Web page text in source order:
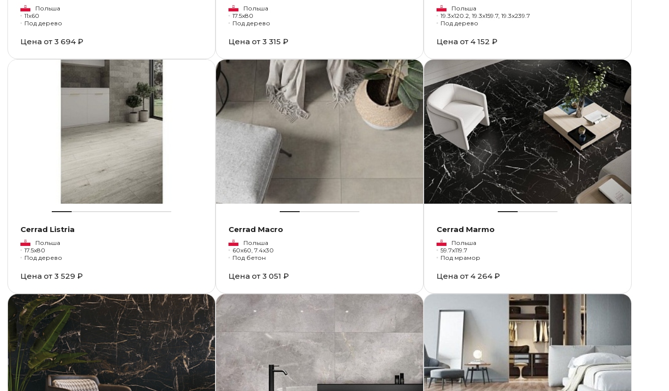
Польша
11x60
Под дерево
Цена от 3 694 ₽
Польша
17.5x80
Под дерево
Цена от 3 315 ₽
Польша
19.3x120.2, 19.3x159.7, 19.3x239.7
Под дерево
Цена от 4 152 ₽
Cerrad Listria
Польша
17.5x80
Под дерево
Цена от 3 529 ₽
Cerrad Macro
Польша
60x60, 7.4x30
Под бетон
Цена от 3 051 ₽
Cerrad Marmo
Польша
59.7x119.7
Под мрамор
Цена от 4 264 ₽